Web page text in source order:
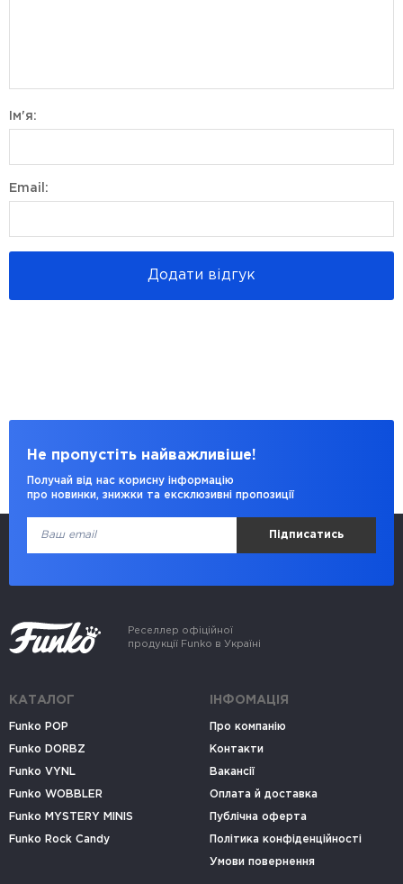
Ім'я:
Email:
Додати відгук
Не пропустіть найважливіше!
Получай від нас корисну інформацію
про новинки, знижки та ексклюзивні пропозиції
Підписатись
Реселлер офіційної
продукції Funko в Україні
КАТАЛОГ
Funko POP
Funko DORBZ
Funko VYNL
Funko WOBBLER
Funko MYSTERY MINIS
Funko Rock Candy
ІНФОМАЦІЯ
Про компанію
Контакти
Вакансії
Оплата й доставка
Публічна оферта
Політика конфіденційності
Умови повернення